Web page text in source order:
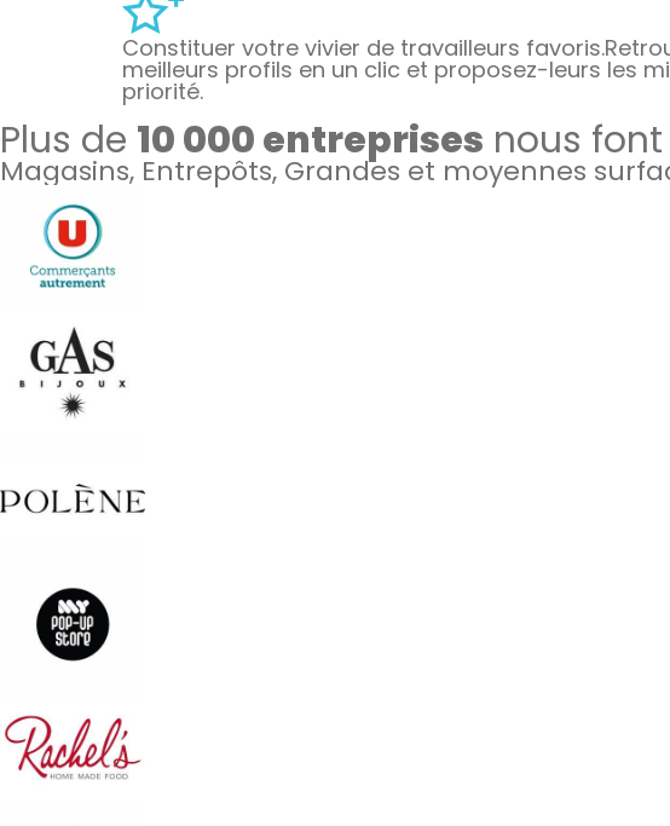
Constituer votre vivier de travailleurs favoris.
meilleurs profils en un clic et proposez-leurs les
priorité.
Plus de 10 000 entreprises nous
Magasins, Entrepôts, Grandes et moyennes